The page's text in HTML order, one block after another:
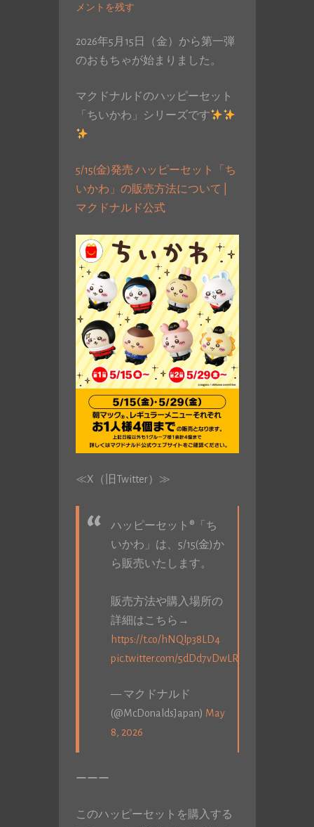
メントを残す
2026年5月15日（金）から第一弾
のおもちゃが始まりました。
マクドナルドのハッピーセット
「ちいかわ」シリーズです
5/15(金)発売 ハッピーセット「ち
いかわ」の販売方法について |
マクドナルド公式
≪X（旧Twitter）≫
ハッピーセット®「ち
いかわ」は、5/15(金)か
ら販売いたします。
販売方法や購入場所の
詳細はこちら→
https://t.co/hNQlp38LD4
pic.twitter.com/5dDd7vDwLR
— マクドナルド
(@McDonaldsJapan) May
8, 2026
ーーー
このハッピーセットを購入する